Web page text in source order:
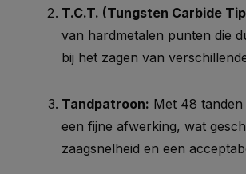
T.C.T. (Tungsten Carbide
van hardmetalen punten die
bij het zagen van
Tandpatroon: Met 48 tanden
een fijne afwerking, wat
zaagsnelheid en een